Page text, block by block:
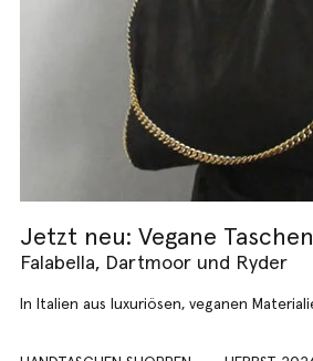
Jetzt neu: Vegane Taschen
Falabella, Dartmoor und Ryder
In Italien aus luxuriösen, veganen